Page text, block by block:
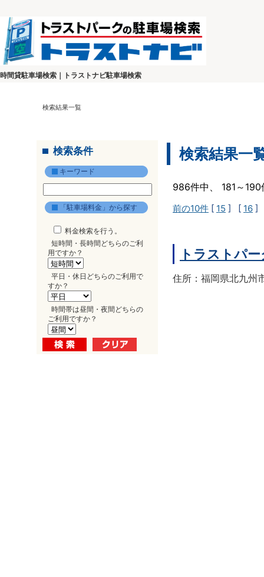
時間貸駐車場検索｜トラストナビ駐車場検索
検索結果一覧
検索条件
キーワード
「駐車場料金」から探す
料金検索を行う。
短時間・長時間どちらのご利
用ですか？
平日・休日どちらのご利用で
すか？
時間帯は昼間・夜間どちらの
ご利用ですか？
検索結果一
986件中、 181～
前の10件 [ 15 ] [ 16 ]
トラストパ
住所：福岡県北九州